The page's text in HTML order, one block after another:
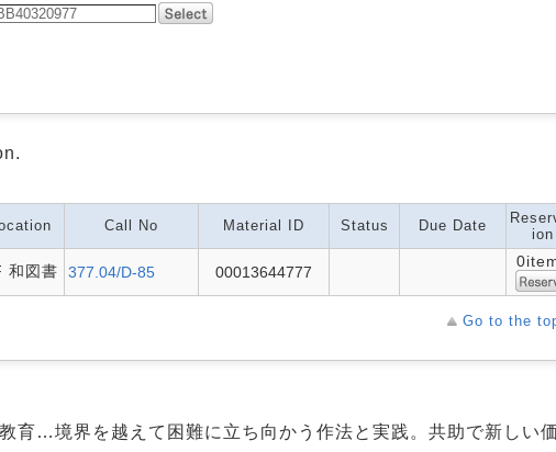
Call No Material ID Status Due Date
ion
和図書 377.04/D-85 00013644777
Go to the
育…境界を越えて困難に立ち向かう作法と実践。共助で新しい